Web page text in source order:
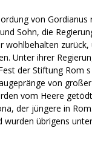
von Gordianus
Sohn, die
wohlbehalten zurück,
Unter ihrer
der Stiftung Rom
von
vom Heere
der jüngere in
wurden übrigens